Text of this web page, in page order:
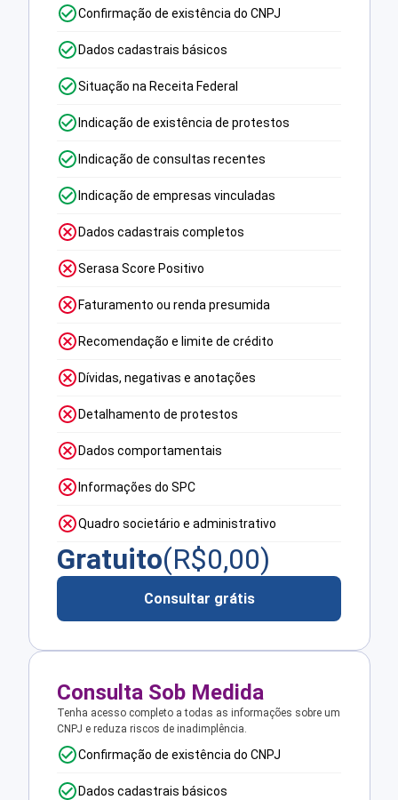
Confirmação de existência do CNPJ
Dados cadastrais básicos
Situação na Receita Federal
Indicação de existência de protestos
Indicação de consultas recentes
Indicação de empresas vinculadas
Dados cadastrais completos
Serasa Score Positivo
Faturamento ou renda presumida
Recomendação e limite de crédito
Dívidas, negativas e anotações
Detalhamento de protestos
Dados comportamentais
Informações do SPC
Quadro societário e administrativo
Gratuito(R$0,00)
Consultar grátis
Consulta Sob Medida
Tenha acesso completo a todas as informações sobre um
CNPJ e reduza riscos de inadimplência.
Confirmação de existência do CNPJ
Dados cadastrais básicos